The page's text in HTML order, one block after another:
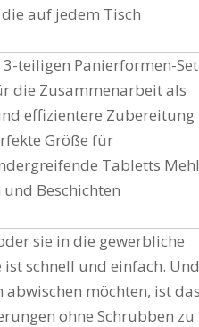
auf jedem Tisch
teiligen Panierformen-Set
die Zusammenarbeit als
effizientere Zubereitung
Größe für
Tabletts
Beschichten
sie in die gewerbliche
schnell und einfach. Und
möchten, ist das
ohne Schrubben zu